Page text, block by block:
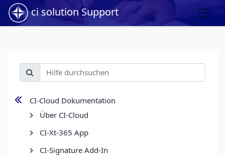
ci solution Support
CI-Cloud Dokumentation
Über CI-Cloud
CI-Xt-365 App
CI-Signature Add-In